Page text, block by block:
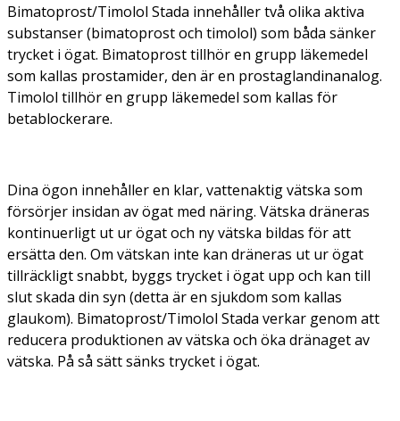
Bimatoprost/Timolol Stada innehåller två olika aktiva
substanser (bimatoprost och timolol) som båda sänker
trycket i ögat. Bimatoprost tillhör en grupp läkemedel
som kallas prostamider, den är en prostaglandinanalog.
Timolol tillhör en grupp läkemedel som kallas för
betablockerare.
Dina ögon innehåller en klar, vattenaktig vätska som
försörjer insidan av ögat med näring. Vätska dräneras
kontinuerligt ut ur ögat och ny vätska bildas för att
ersätta den. Om vätskan inte kan dräneras ut ur ögat
tillräckligt snabbt, byggs trycket i ögat upp och kan till
slut skada din syn (detta är en sjukdom som kallas
glaukom). Bimatoprost/Timolol Stada verkar genom att
reducera produktionen av vätska och öka dränaget av
vätska. På så sätt sänks trycket i ögat.